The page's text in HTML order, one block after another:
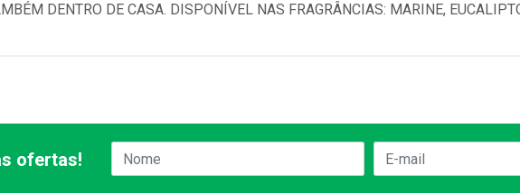
DENTRO DE CASA. DISPONÍVEL NAS FRAGRÂNCIAS: MARINE,
ofertas!